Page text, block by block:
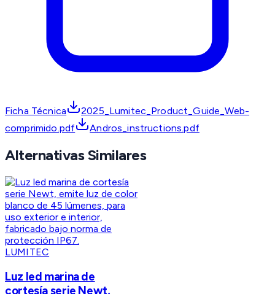
Ficha Técnica
2025_Lumitec_Product_Guide_Web-
comprimido.pdf
Andros_instructions.pdf
Alternativas Similares
LUMITEC
Luz led marina de
cortesía serie Newt,